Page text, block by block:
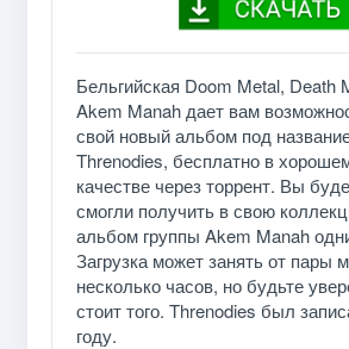
Бельгийская Doom Metal, Death
Akem Manah дает вам
свой новый альбом под
Threnodies, бесплатно в
качестве через торрент. Вы
смогли получить в свою
альбом группы Akem Manah
Загрузка может занять от пары
несколько часов, но будьте
стоит того. Threnodies был
году.